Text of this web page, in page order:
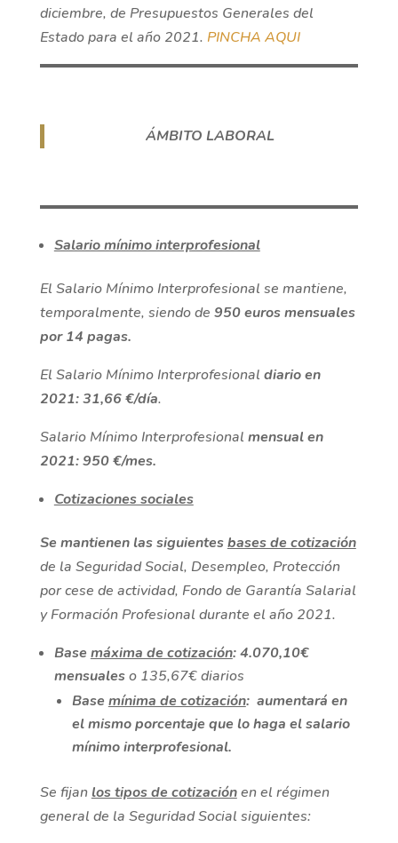
diciembre, de Presupuestos Generales del
Estado para el año 2021. PINCHA AQUI
ÁMBITO LABORAL
Salario mínimo interprofesional
El Salario Mínimo Interprofesional se mantiene,
temporalmente, siendo de 950 euros mensuales
por 14 pagas.
El Salario Mínimo Interprofesional diario en
2021: 31,66 €/día.
Salario Mínimo Interprofesional mensual en
2021: 950 €/mes.
Cotizaciones sociales
Se mantienen las siguientesbases de cotización
de la Seguridad Social, Desempleo, Protección
por cese de actividad, Fondo de Garantía Salarial
y Formación Profesional durante el año 2021.
Base máxima de cotización: 4.070,10€
mensualeso 135,67€ diarios
Base mínima de cotización: aumentará en
el mismo porcentaje que lo haga el salario
mínimo interprofesional.
Se fijan los tipos de cotizaciónen el régimen
general de la Seguridad Social siguientes: